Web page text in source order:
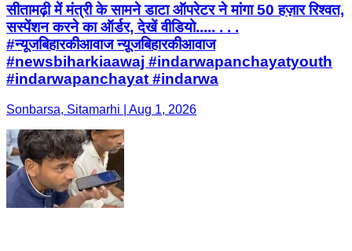
सीतामढ़ी में मंत्री के सामने डाटा ऑपरेटर ने मांगा 50 हज़ार रिश्वत,
सस्पेंशन करने का ऑर्डर, देखें वीडियो..... . . .
#न्यूजबिहारकीआवाज न्यू़जबिहारकीआवाज
#newsbiharkiaawaj #indarwapanchayatyouth
#indarwapanchayat #indarwa
Sonbarsa, Sitamarhi | Aug 1, 2026